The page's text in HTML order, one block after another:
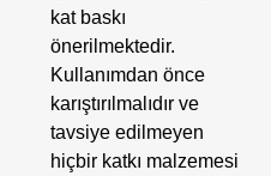
kat baskı
önerilmektedir.
Kullanımdan önce
karıştırılmalıdır ve
tavsiye edilmeyen
hiçbir katkı malzemesi